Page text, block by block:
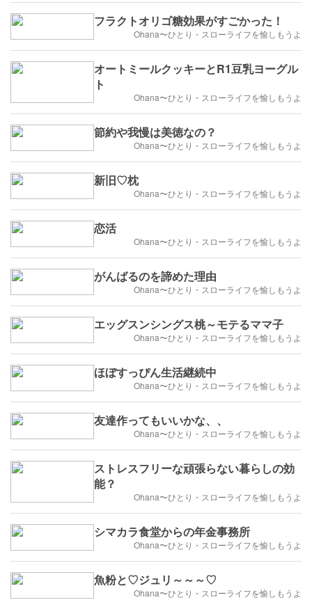
フラクトオリゴ糖効果がすごかった！
Ohana〜ひとり・スローライフを愉しもうよ
オートミールクッキーとR1豆乳ヨーグル
ト
Ohana〜ひとり・スローライフを愉しもうよ
節約や我慢は美徳なの？
Ohana〜ひとり・スローライフを愉しもうよ
新旧♡枕
Ohana〜ひとり・スローライフを愉しもうよ
恋活
Ohana〜ひとり・スローライフを愉しもうよ
がんばるのを諦めた理由
Ohana〜ひとり・スローライフを愉しもうよ
エッグスンシングス桃～モテるママ子
Ohana〜ひとり・スローライフを愉しもうよ
ほぼすっぴん生活継続中
Ohana〜ひとり・スローライフを愉しもうよ
友達作ってもいいかな、、
Ohana〜ひとり・スローライフを愉しもうよ
ストレスフリーな頑張らない暮らしの効
能？
Ohana〜ひとり・スローライフを愉しもうよ
シマカラ食堂からの年金事務所
Ohana〜ひとり・スローライフを愉しもうよ
魚粉と♡ジュリ～～～♡
Ohana〜ひとり・スローライフを愉しもうよ